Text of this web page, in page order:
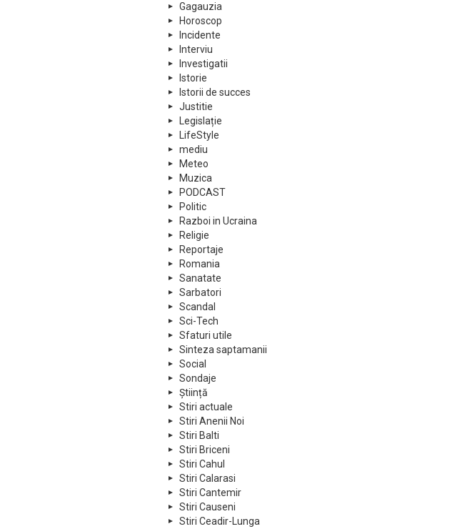
Gagauzia
Horoscop
Incidente
Interviu
Investigatii
Istorie
Istorii de succes
Justitie
Legislație
LifeStyle
mediu
Meteo
Muzica
PODCAST
Politic
Razboi in Ucraina
Religie
Reportaje
Romania
Sanatate
Sarbatori
Scandal
Sci-Tech
Sfaturi utile
Sinteza saptamanii
Social
Sondaje
Știință
Stiri actuale
Stiri Anenii Noi
Stiri Balti
Stiri Briceni
Stiri Cahul
Stiri Calarasi
Stiri Cantemir
Stiri Causeni
Stiri Ceadir-Lunga